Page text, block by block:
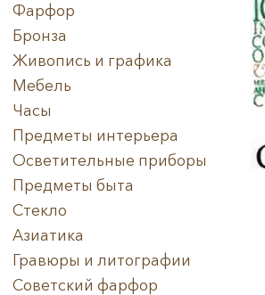
Фарфор
Бронза
Живопись и графика
Мебель
Часы
Предметы интерьера
Осветительные приборы
Предметы быта
Стекло
Азиатика
Гравюры и литографии
Советский фарфор